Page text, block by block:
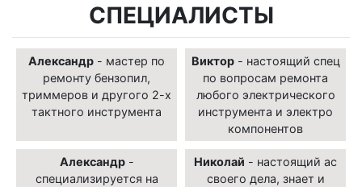
СПЕЦИАЛИСТЫ
Александр - мастер по
ремонту бензопил,
триммеров и другого 2-х
тактного инструмента
Виктор- настоящий спец
по вопросам ремонта
любого электрического
инструмента и электро
компонентов
Александр-
специализируется на
Николай - настоящий ас
своего дела, знает и